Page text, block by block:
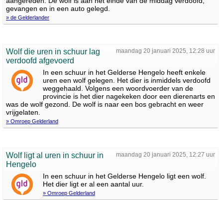
gevangen en in een auto gelegd.
» de Gelderlander
maandag 20 januari 2025, 12:28 uur
Wolf die uren in schuur lag
verdoofd afgevoerd
In een schuur in het Gelderse Hengelo heeft enkele
uren een wolf gelegen. Het dier is inmiddels verdoofd
weggehaald. Volgens een woordvoerder van de
provincie is het dier nagekeken door een dierenarts en
was de wolf gezond. De wolf is naar een bos gebracht en weer
vrijgelaten.
» Omroep Gelderland
maandag 20 januari 2025, 12:27 uur
Wolf ligt al uren in schuur in
Hengelo
In een schuur in het Gelderse Hengelo ligt een wolf.
Het dier ligt er al een aantal uur.
» Omroep Gelderland